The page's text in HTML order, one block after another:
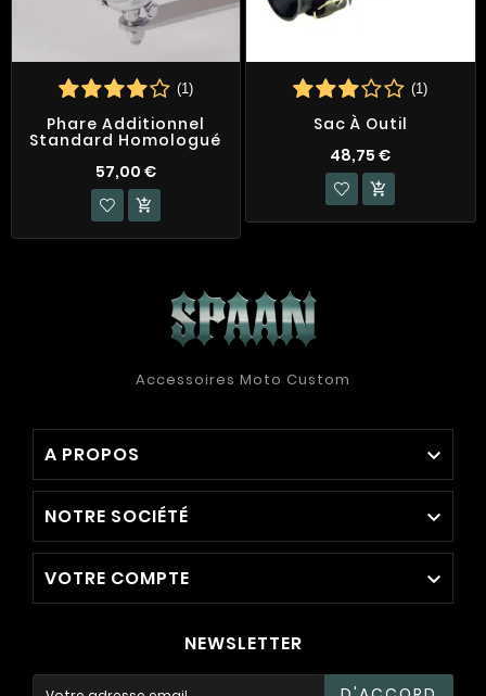
(1)
Phare Additionnel
Standard Homologué
57,00 €

(1)
Sac À Outil
48,75 €

Accessoires Moto Custom
A PROPOS 
NOTRE SOCIÉTÉ 
VOTRE COMPTE 
NEWSLETTER